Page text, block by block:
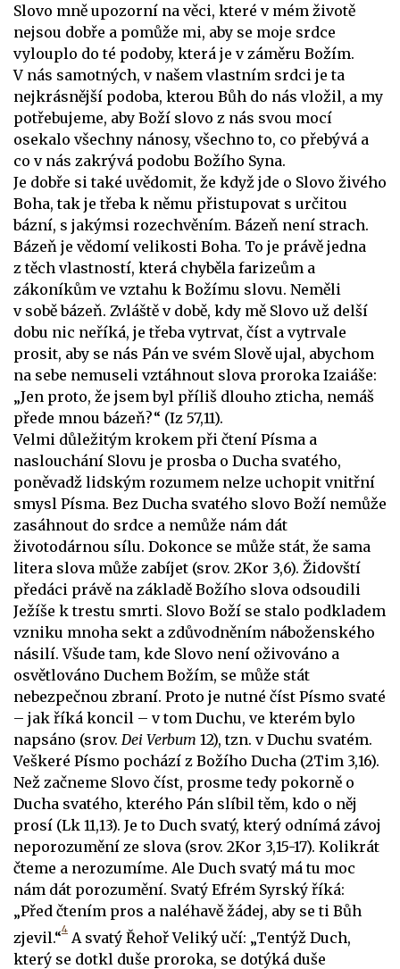
Slovo mně upozorní na věci, které v mém životě
nejsou dobře a pomůže mi, aby se moje srdce
vylouplo do té podoby, která je v záměru Božím.
V nás samotných, v našem vlastním srdci je ta
nejkrásnější podoba, kterou Bůh do nás vložil, a my
potřebujeme, aby Boží slovo z nás svou mocí
osekalo všechny nánosy, všechno to, co přebývá a
co v nás zakrývá podobu Božího Syna.
Je dobře si také uvědomit, že když jde o Slovo živého
Boha, tak je třeba k němu přistupovat s určitou
bázní, s jakýmsi rozechvěním. Bázeň není strach.
Bázeň je vědomí velikosti Boha. To je právě jedna
z těch vlastností, která chyběla farizeům a
zákoníkům ve vztahu k Božímu slovu. Neměli
v sobě bázeň. Zvláště v době, kdy mě Slovo už delší
dobu nic neříká, je třeba vytrvat, číst a vytrvale
prosit, aby se nás Pán ve svém Slově ujal, abychom
na sebe nemuseli vztáhnout slova proroka Izaiáše:
„Jen proto, že jsem byl příliš dlouho zticha, nemáš
přede mnou bázeň?“ (Iz 57,11).
Velmi důležitým krokem při čtení Písma a
naslouchání Slovu je prosba o Ducha svatého,
poněvadž lidským rozumem nelze uchopit vnitřní
smysl Písma. Bez Ducha svatého slovo Boží nemůže
zasáhnout do srdce a nemůže nám dát
životodárnou sílu. Dokonce se může stát, že sama
litera slova může zabíjet (srov. 2Kor 3,6). Židovští
předáci právě na základě Božího slova odsoudili
Ježíše k trestu smrti. Slovo Boží se stalo podkladem
vzniku mnoha sekt a zdůvodněním náboženského
násilí. Všude tam, kde Slovo není oživováno a
osvětlováno Duchem Božím, se může stát
nebezpečnou zbraní. Proto je nutné číst Písmo svaté
– jak říká koncil – v tom Duchu, ve kterém bylo
napsáno (srov. Dei Verbum 12), tzn. v Duchu svatém.
Veškeré Písmo pochází z Božího Ducha (2Tim 3,16).
Než začneme Slovo číst, prosme tedy pokorně o
Ducha svatého, kterého Pán slíbil těm, kdo o něj
prosí (Lk 11,13). Je to Duch svatý, který odnímá závoj
neporozumění ze slova (srov. 2Kor 3,15-17). Kolikrát
čteme a nerozumíme. Ale Duch svatý má tu moc
nám dát porozumění. Svatý Efrém Syrský říká:
„Před čtením pros a naléhavě žádej, aby se ti Bůh
zjevil.“4 A svatý Řehoř Veliký učí: „Tentýž Duch,
který se dotkl duše proroka, se dotýká duše